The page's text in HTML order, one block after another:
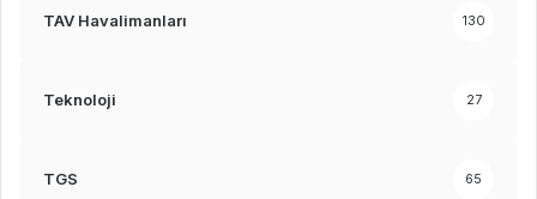
TAV Havalimanları 130
Teknoloji 27
TGS 65